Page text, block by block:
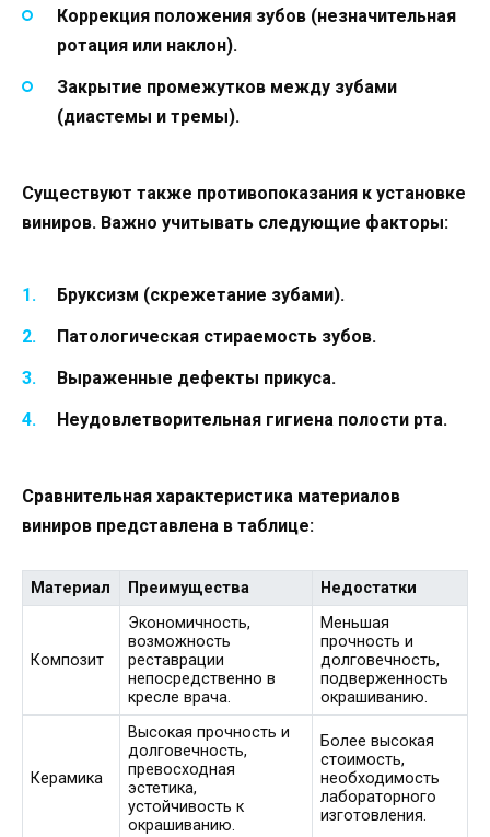
Коррекция положения зубов (незначительная
ротация или наклон).
Закрытие промежутков между зубами
(диастемы и тремы).
Существуют также противопоказания к установке
виниров. Важно учитывать следующие факторы:
Бруксизм (скрежетание зубами).
Патологическая стираемость зубов.
Выраженные дефекты прикуса.
Неудовлетворительная гигиена полости рта.
Сравнительная характеристика материалов
виниров представлена в таблице:
Материал Преимущества Недостатки
Композит
Экономичность,
возможность
реставрации
непосредственно в
кресле врача.
Меньшая
прочность и
долговечность,
подверженность
окрашиванию.
Керамика
Высокая прочность и
долговечность,
превосходная
эстетика,
устойчивость к
окрашиванию.
Более высокая
стоимость,
необходимость
лабораторного
изготовления.